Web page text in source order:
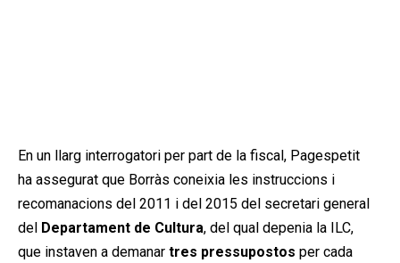
En un llarg interrogatori per part de la fiscal, Pagespetit
ha assegurat que Borràs coneixia les instruccions i
recomanacions del 2011 i del 2015 del secretari general
del Departament de Cultura, del qual depenia la ILC,
que instaven a demanar tres pressupostos per cada